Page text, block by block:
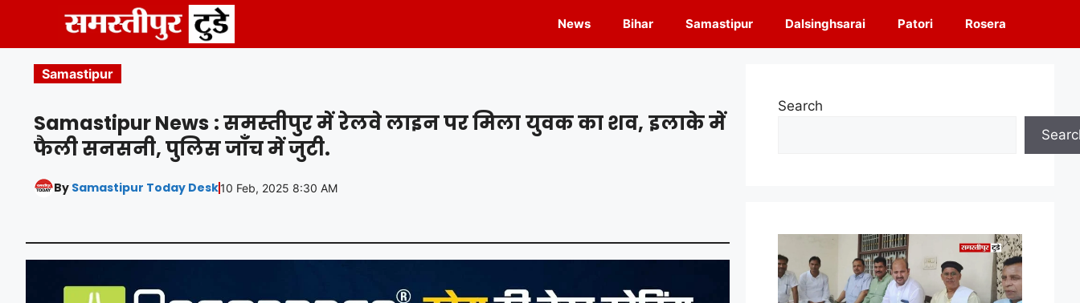
content
News Bihar Samastipur Dalsinghsarai Patori Rosera
Samastipur
Samastipur News : समस्तीपुर में रेलवे लाइन पर मिला युवक का शव, इलाके में
फैली सनसनी, पुलिस जाँच में जुटी.
By Samastipur Today Desk10 Feb, 2025 8:30 AM
Search